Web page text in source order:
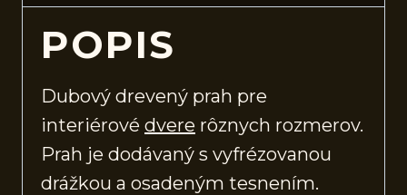
POPIS
Dubový drevený prah pre
interiérové dvere rôznych rozmerov.
Prah je dodávaný s vyfrézovanou
drážkou a osadeným tesnením.